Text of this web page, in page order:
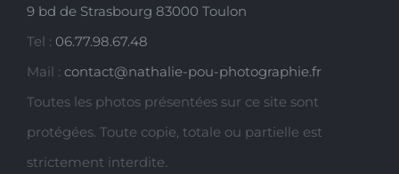
9 bd de Strasbourg 83000 Toulon
Tel : 06.77.98.67.48
Mail : contact@nathalie-pou-photographie.fr
Toutes les photos présentées sur ce site sont
protégées. Toute copie, totale ou partielle est
strictement interdite.